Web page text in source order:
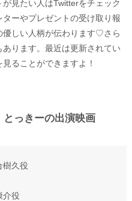
見たい人はTwitterをチェック
ーやプレゼントの受け取り報
優しい人柄が伝わります♡さら
ります。最近は更新されてい
ることができますよ！
っきーの出演映画
樹久役
介役